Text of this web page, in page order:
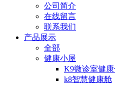
公司简介
在线留言
联系我们
产品展示
全部
健康小屋
K9微诊室健
k8智慧健康舱